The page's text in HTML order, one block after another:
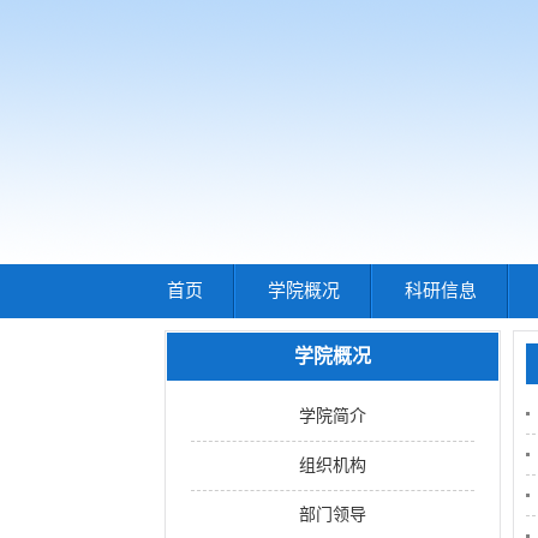
首页 学院概况 科研信息
学院概况
学院简介
组织机构
部门领导